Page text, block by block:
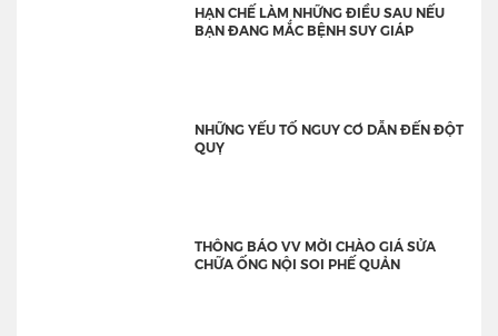
HẠN CHẾ LÀM NHỮNG ĐIỀU SAU NẾU
BẠN ĐANG MẮC BỆNH SUY GIÁP
NHỮNG YẾU TỐ NGUY CƠ DẪN ĐẾN ĐỘT
QUỴ
THÔNG BÁO VV MỜI CHÀO GIÁ SỬA
CHỮA ỐNG NỘI SOI PHẾ QUẢN